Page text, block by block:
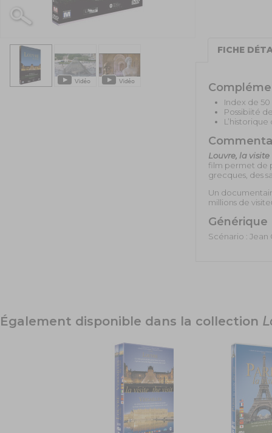
FICHE
Index de
Possibiité
L’historique
Louvre, la visite
film permet de
grecques, des
Un
millions de
Générique
Scénario :
Également disponible dans la collection